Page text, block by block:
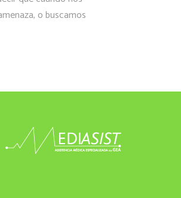
o buscamos